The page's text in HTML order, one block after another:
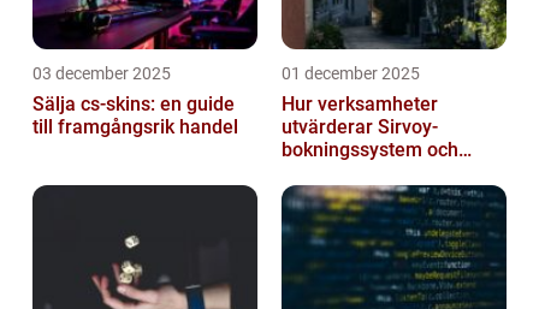
03 december 2025
Sälja cs-skins: en guide
till framgångsrik handel
01 december 2025
Hur verksamheter
utvärderar Sirvoy-
bokningssystem och